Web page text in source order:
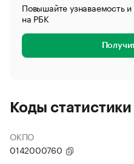
Повышайте узнаваемость
на РБК
Коды статистики
ОКПО
0142000760